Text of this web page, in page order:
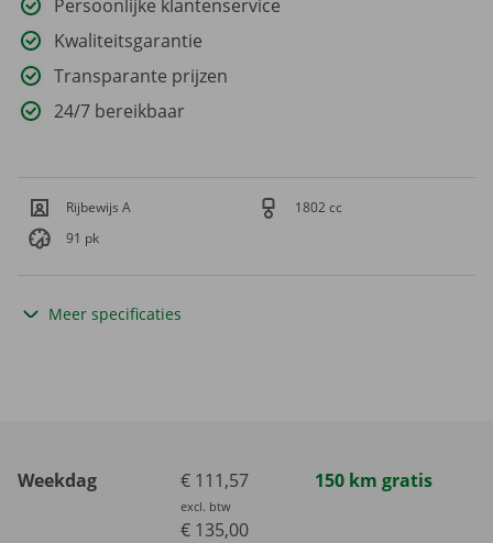
Persoonlijke klantenservice
Kwaliteitsgarantie
Transparante prijzen
24/7 bereikbaar
Rijbewijs A
1802 cc
91 pk
Meer specificaties
Weekdag € 111,57
excl. btw
€ 135,00
150 km gratis